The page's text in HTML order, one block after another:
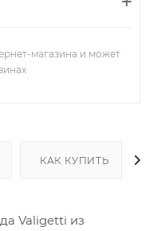
магазина и может
КАК КУПИТЬ
Valigetti из